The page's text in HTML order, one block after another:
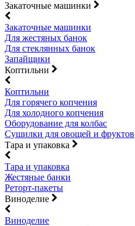
Закаточные машинки
Закаточные машинки
Для жестяных банок
Для стеклянных банок
Запайщики
Коптильни
Коптильни
Для горячего копчения
Для холодного копчения
Оборудование для колбас
Сушилки для овощей и фруктов
Тара и упаковка
Тара и упаковка
Жестяные банки
Реторт-пакеты
Виноделие
Виноделие